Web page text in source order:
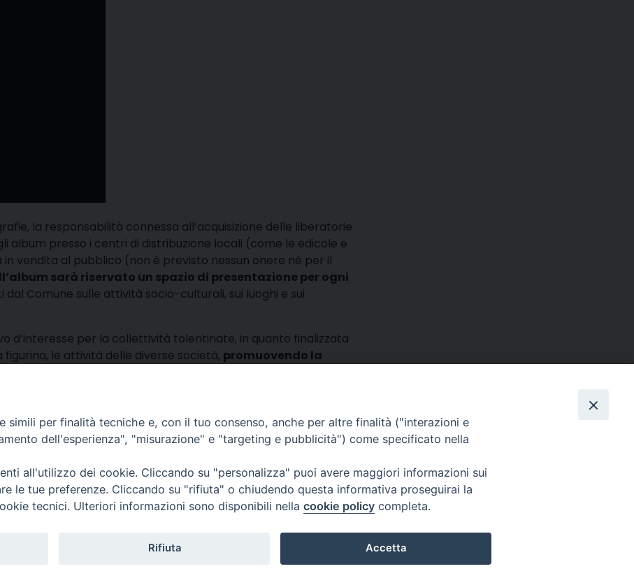
la responsabilità connessa all’acquisizione delle liberatorie
album presso i centri di distribuzione locali (come le edicole e
vendita al pubblico (non è previsto nessun onere né per il
sarà riservato un spazio di presentazione per ogni
dal Comune sulle attività socio-culturali, sui luoghi e sui
d’interesse per la collettività tolentinate, in quanto finalizzata
le attività delle diverse società, promuovendo la
Trib. di Macerata: N. 2329/17 del 26/05/2017
Tiziana Tiberi
Piero Chinellato
© 2025 MarcheMedia s.c. – Via Cincinelli 4 – 62100 Macerata
Partita IVA: 01337550436 |
simili per finalità tecniche e, con il tuo consenso, anche per altre finalità ("interazioni e
dell'esperienza", "misurazione" e "targeting e pubblicità") come specificato nella
all'utilizzo dei cookie. Cliccando su "personalizza" puoi avere maggiori informazioni sui
le tue preferenze. Cliccando su "rifiuta" o chiudendo questa informativa proseguirai la
tecnici. Ulteriori informazioni sono disponibili nella cookie policy completa.
Rifiuta Accetta